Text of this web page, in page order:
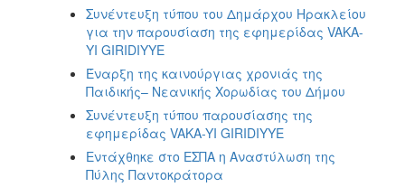
Συνέντευξη τύπου του Δημάρχου Ηρακλείου
για την παρουσίαση της εφημερίδας VAKA-
YI GIRIDIYYE
Έναρξη της καινούργιας χρονιάς της
Παιδικής– Νεανικής Χορωδίας του Δήμου
Συνέντευξη τύπου παρουσίασης της
εφημερίδας VAKA-YI GIRIDIYYE
Εντάχθηκε στο ΕΣΠΑ η Αναστύλωση της
Πύλης Παντοκράτορα